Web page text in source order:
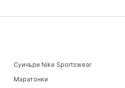
Суичъри Nike Sportswear
Маратонки